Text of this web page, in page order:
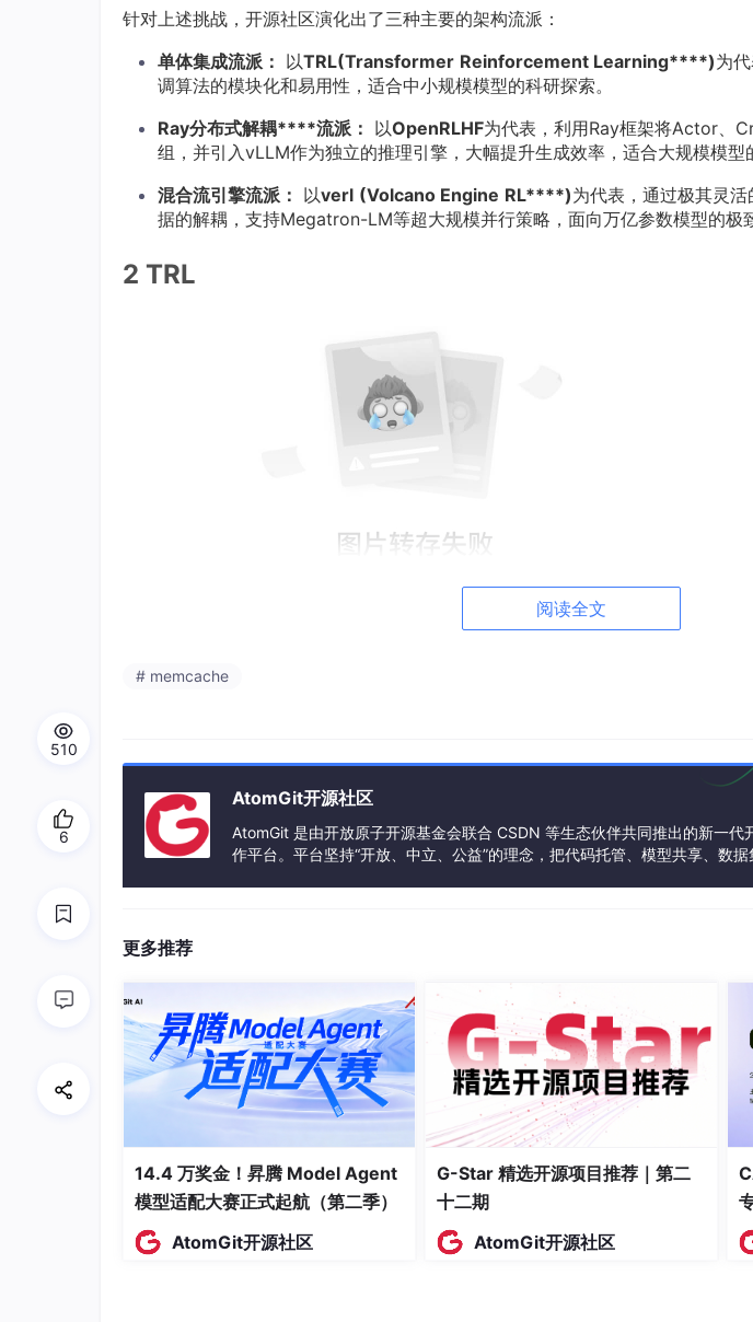
针对上述挑战，开源社区演化出了三种主要的架构流派：
单体集成流派： 以TRL(Transformer Reinforcement Learning****)为
调算法的模块化和易用性，适合中小规模模型的科研探索。
Ray分布式解耦****流派： 以OpenRLHF为代表，利用Ray框架将Actor、
组，并引入vLLM作为独立的推理引擎，大幅提升生成效率，适合大规模模型
混合流引擎流派： 以verl (Volcano Engine RL****)为代表，通过极其灵
据的解耦，支持Megatron-LM等超大规模并行策略，面向万亿参数模型的极
2 TRL
github:https://github.com/huggingface/trl
TRL不仅是一个代码库，更是Hugging Face生态在后训练阶段的官方实施标准，
过与transformers、accelerate和peft库的无缝集成，极大地降低了开发者进入
2.1 核心架构：基于Trainer的模块化设计
PPOTrainer 与 GRPOTrainer
模型封装: TRL的AutoModelForCausalLMWithValueHead可以为任意因果语
值估计，能直接对Llama 3、Mistral等模型做RL微调，适配灵活。
2.2 关键特性
算法全覆盖 ：TRL覆盖SFT、DPO、IPO、KTO、GRPO、BCO等主流后训练
选框架。
PEFT与量化集成 ：深度绑定peft和bitsandbytes，原生支持QLoRA，单张
并完成PPO、DPO微调，配置便捷。
阅读全文
# memcache
AtomGit开源社区
AtomGit 是由开放原子开源基金会联合 CSDN 等生态伙伴共同推出的新一代
作平台。平台坚持“开放、中立、公益”的理念，把代码托管、模型共享、数据
更多推荐
14.4 万奖金！昇腾 Model Agent
模型适配大赛正式起航（第二季）
AtomGit开源社区
G-Star 精选开源项目推荐｜第二
十二期
AtomGit开源社区
510
6